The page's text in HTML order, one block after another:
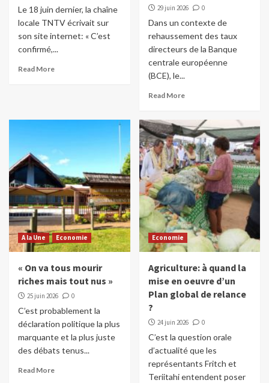
Le 18 juin dernier, la chaîne
locale TNTV écrivait sur
son site internet: « C’est
confirmé,...
Read More
29 juin 2026 0
Dans un contexte de
rehaussement des taux
directeurs de la Banque
centrale européenne
(BCE), le...
Read More
A la Une Economie
« On va tous mourir
riches mais tout nus »
25 juin 2026 0
C’est probablement la
déclaration politique la plus
marquante et la plus juste
des débats tenus...
Read More
Economie
Agriculture: à quand la
mise en oeuvre d’un
Plan global de relance
?
24 juin 2026 0
C’est la question orale
d’actualité que les
représentants Fritch et
Teriitahi entendent poser